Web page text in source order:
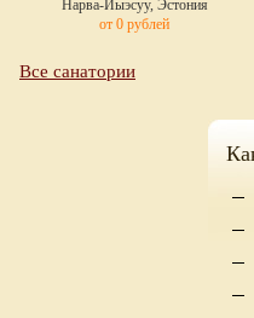
Нарва-Йыэсуу, Эстония
от 0 рублей
Все санатории